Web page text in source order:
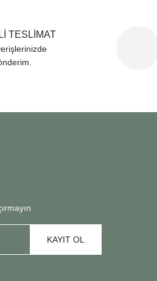
TESLİMAT
KAYIT OL